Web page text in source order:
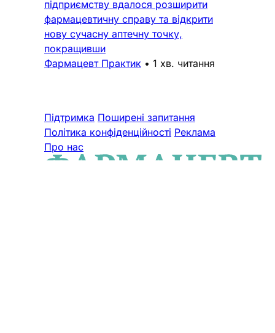
підприємству вдалося розширити
фармацевтичну справу та відкрити
нову сучасну аптечну точку,
покращивши
Фармацевт Практик • 1 хв. читання
Підтримка Поширені запитання
Політика конфіденційності Реклама
Про нас